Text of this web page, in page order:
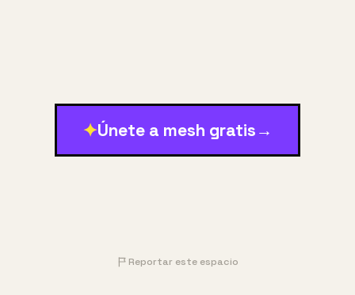
✦Únete a mesh gratis →
Reportar este espacio